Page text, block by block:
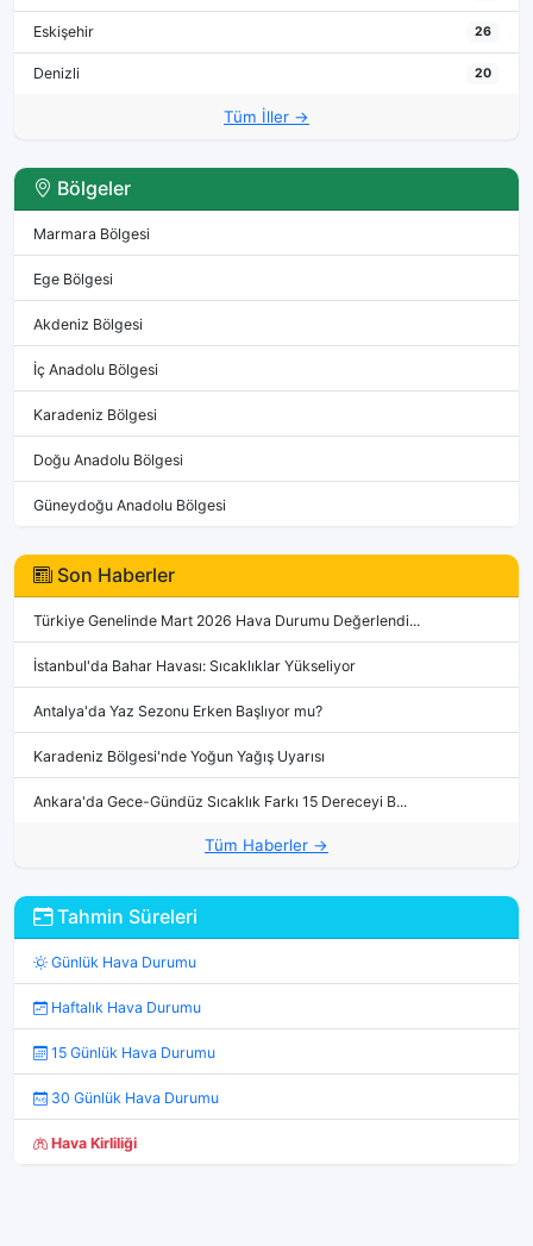
Eskişehir 26
Denizli 20
Tüm İller →
Bölgeler
Marmara Bölgesi
Ege Bölgesi
Akdeniz Bölgesi
İç Anadolu Bölgesi
Karadeniz Bölgesi
Doğu Anadolu Bölgesi
Güneydoğu Anadolu Bölgesi
Son Haberler
Türkiye Genelinde Mart 2026 Hava Durumu Değerlendi...
İstanbul'da Bahar Havası: Sıcaklıklar Yükseliyor
Antalya'da Yaz Sezonu Erken Başlıyor mu?
Karadeniz Bölgesi'nde Yoğun Yağış Uyarısı
Ankara'da Gece-Gündüz Sıcaklık Farkı 15 Dereceyi B...
Tüm Haberler →
Tahmin Süreleri
Günlük Hava Durumu
Haftalık Hava Durumu
15 Günlük Hava Durumu
30 Günlük Hava Durumu
Hava Kirliliği